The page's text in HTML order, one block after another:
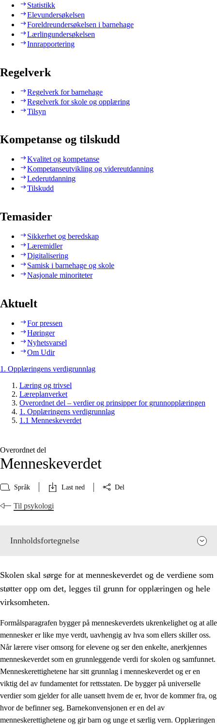
Statistikk
Elevundersøkelsen
Foreldreundersøkelsen i barnehage
Lærlingundersøkelsen
Innrapportering
Regelverk
Regelverk for barnehage
Regelverk for skole og opplæring
Tilsyn
Kompetanse og tilskudd
Kvalitet og kompetanse
Kompetanseutvikling og videreutdanning
Lederutdanning
Tilskudd
Temasider
Sikkerhet og beredskap
Læremidler
Digitalisering
Samisk i barnehage og skole
Nasjonale minoriteter
Aktuelt
For pressen
Høringer
Nyhetsvarsel
Om Udir
1. Opplæringens verdigrunnlag
Læring og trivsel
Læreplanverket
Overordnet del – verdier og prinsipper for grunnopplæringen
1. Opplæringens verdigrunnlag
1.1 Menneskeverdet
Overordnet del
Menneskeverdet
Språk Last ned Del
Til psykologi
Innholdsfortegnelse
1. Opplæringens verdigrunnlag
1.1 Menneskeverdet
1.2 Identitet og kulturelt mangfold
Skolen skal sørge for at menneskeverdet og de verdiene som
støtter opp om det, legges til grunn for opplæringen og hele
virksomheten.
Formålsparagrafen bygger på menneskeverdets ukrenkelighet og at alle
mennesker er like mye verdt, uavhengig av hva som ellers skiller oss.
Når lærere viser omsorg for elevene og ser den enkelte, anerkjennes
menneskeverdet som en grunnleggende verdi for skolen og samfunnet.
Menneskerettighetene har sitt grunnlag i menneskeverdet og er en
viktig del av fundamentet for rettsstaten. De bygger på universelle
verdier som gjelder for alle uansett hvem de er, hvor de kommer fra, og
hvor de befinner seg. Barnekonvensjonen er en del av
menneskerettighetene og gir barn og unge et særlig vern. Opplæringen